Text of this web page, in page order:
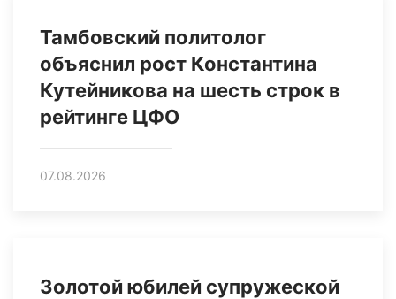
Тамбовский политолог
объяснил рост Константина
Кутейникова на шесть строк в
рейтинге ЦФО
07.08.2026
Золотой юбилей супружеской